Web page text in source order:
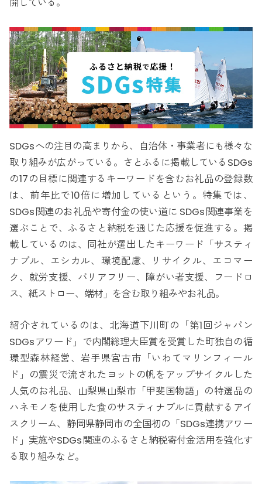
開している。
SDGsへの注目の高まりから、自治体・事業者にも様々な
取り組みが広がっている。さとふるに掲載しているSDGs
の17の目標に関連するキーワードを含むお礼品の登録数
は、前年比で10倍に増加しているという。特集では、
SDGs関連のお礼品や寄付金の使い道に SDGs関連事業を
選ぶことで、ふるさと納税を通じた応援を促進する。掲
載しているのは、同社が選出したキーワード「サスティ
ナブル、エシカル、環境配慮、リサイクル、エコマー
ク、就労支援、バリアフリー、障がい者支援、フードロ
ス、紙ストロー、端材」を含む取り組みやお礼品。
紹介されているのは、北海道下川町の「第1回ジャパン
SDGsアワード」で内閣総理大臣賞を受賞した町独自の循
環型森林経営、岩手県宮古市「いわてマリンフィール
ド」の震災で流されたヨットの帆をアップサイクルした
人気のお礼品、山梨県山梨市「甲斐国物語」の特選品の
ハネモノを使用した食のサスティナブルに貢献するアイ
スクリーム、静岡県静岡市の全国初の「SDGs連携アワー
ド」実施やSDGs関連のふるさと納税寄付金活用を強化す
る取り組みなど。